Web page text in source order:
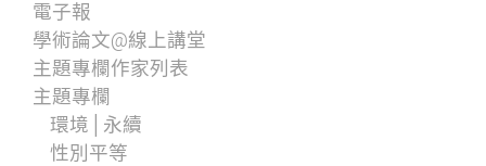
電子報
學術論文@線上講堂
主題專欄作家列表
主題專欄
環境│永續
性別平等